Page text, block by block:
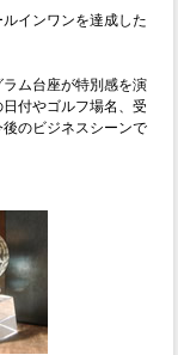
インワンを達成した
ム台座が特別感を演
付やゴルフ場名、受
のビジネスシーンで